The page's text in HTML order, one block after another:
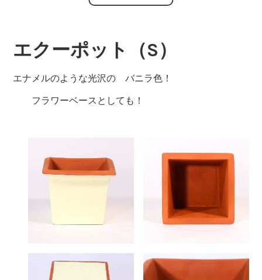
エクーポット（S）
エナメルのような光沢の バニラ色！
フラワーベースとしても！